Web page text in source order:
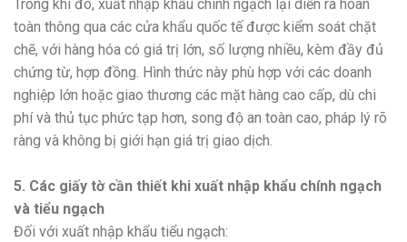
Trong khi đó, xuất nhập khẩu chính ngạch lại diễn ra hoàn
toàn thông qua các cửa khẩu quốc tế được kiểm soát chặt
chẽ, với hàng hóa có giá trị lớn, số lượng nhiều, kèm đầy đủ
chứng từ, hợp đồng. Hình thức này phù hợp với các doanh
nghiệp lớn hoặc giao thương các mặt hàng cao cấp, dù chi
phí và thủ tục phức tạp hơn, song độ an toàn cao, pháp lý rõ
ràng và không bị giới hạn giá trị giao dịch.
5. Các giấy tờ cần thiết khi xuất nhập khẩu chính ngạch
và tiểu ngạch
Đối với xuất nhập khẩu tiểu ngạch: